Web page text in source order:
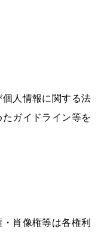
人情報に関する法
ガイドライン等を
肖像権等は各権利